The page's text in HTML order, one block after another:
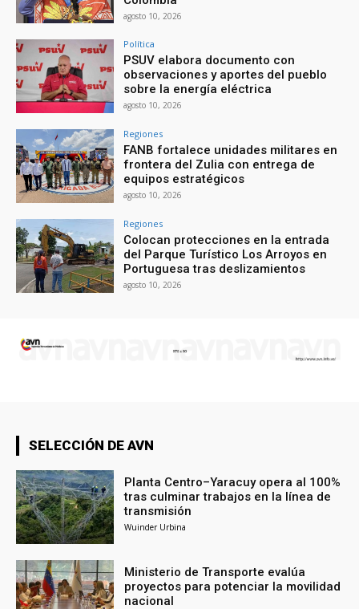
agosto 10, 2026
Política
PSUV elabora documento con
observaciones y aportes del pueblo
sobre la energía eléctrica
agosto 10, 2026
Regiones
FANB fortalece unidades militares en
frontera del Zulia con entrega de
equipos estratégicos
agosto 10, 2026
Regiones
Colocan protecciones en la entrada
del Parque Turístico Los Arroyos en
Portuguesa tras deslizamientos
agosto 10, 2026
SELECCIÓN DE AVN
Planta Centro–Yaracuy opera al 100%
tras culminar trabajos en la línea de
transmisión
Wuinder Urbina
Ministerio de Transporte evalúa
proyectos para potenciar la movilidad
nacional